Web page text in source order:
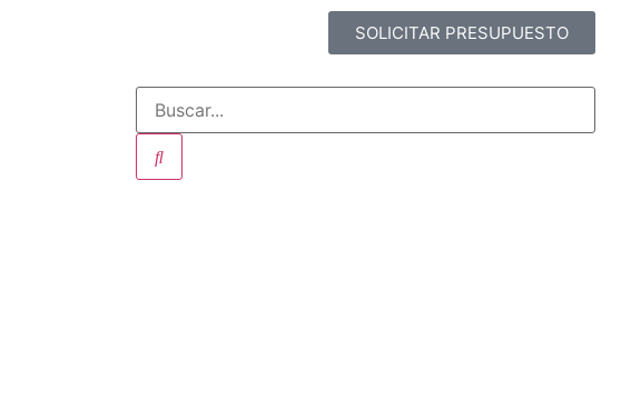
SOLICITAR PRESUPUESTO